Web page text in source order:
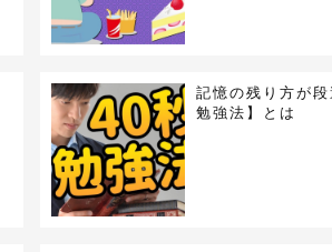
記憶の残り方が
勉強法】とは